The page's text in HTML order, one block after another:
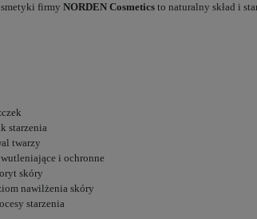
firmy NORDEN Cosmetics to naturalny skład i
starzenia
twarzy
i ochronne
skóry
nawilżenia skóry
starzenia